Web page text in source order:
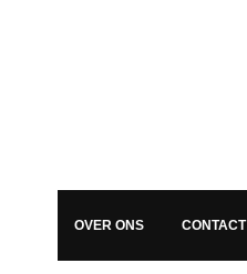
OVER ONS CONTACT